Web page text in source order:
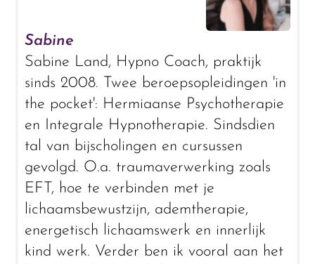
Sabine
Sabine Land, Hypno Coach, praktijk
sinds 2008. Twee beroepsopleidingen 'in
the pocket': Hermiaanse Psychotherapie
en Integrale Hypnotherapie. Sindsdien
tal van bijscholingen en cursussen
gevolgd. O.a. traumaverwerking zoals
EFT, hoe te verbinden met je
lichaamsbewustzijn, ademtherapie,
energetisch lichaamswerk en innerlijk
kind werk. Verder ben ik vooral aan het